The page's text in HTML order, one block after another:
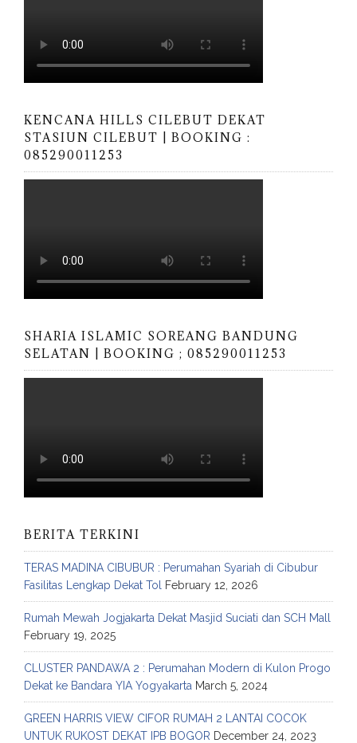
KENCANA HILLS CILEBUT DEKAT
STASIUN CILEBUT | BOOKING :
085290011253
SHARIA ISLAMIC SOREANG BANDUNG
SELATAN | BOOKING ; 085290011253
BERITA TERKINI
TERAS MADINA CIBUBUR : Perumahan Syariah di Cibubur
Fasilitas Lengkap Dekat Tol
February 12, 2026
Rumah Mewah Jogjakarta Dekat Masjid Suciati dan SCH Mall
February 19, 2025
CLUSTER PANDAWA 2 : Perumahan Modern di Kulon Progo
Dekat ke Bandara YIA Yogyakarta March 5, 2024
GREEN HARRIS VIEW CIFOR RUMAH 2 LANTAI COCOK
UNTUK RUKOST DEKAT IPB BOGOR December 24, 2023